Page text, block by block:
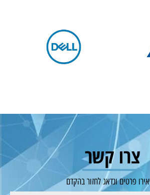
צרו קשר
פרטים ונדאג לחזור בהקדם